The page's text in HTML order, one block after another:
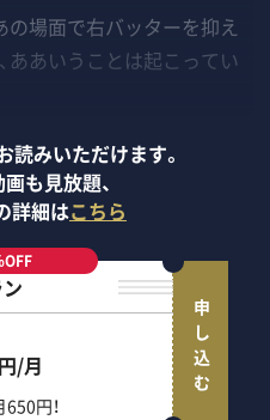
場面で右バッターを抑え
ああいうことは起こってい
みいただけます。
も見放題、
詳細はこちら
/月
円！
申し込む